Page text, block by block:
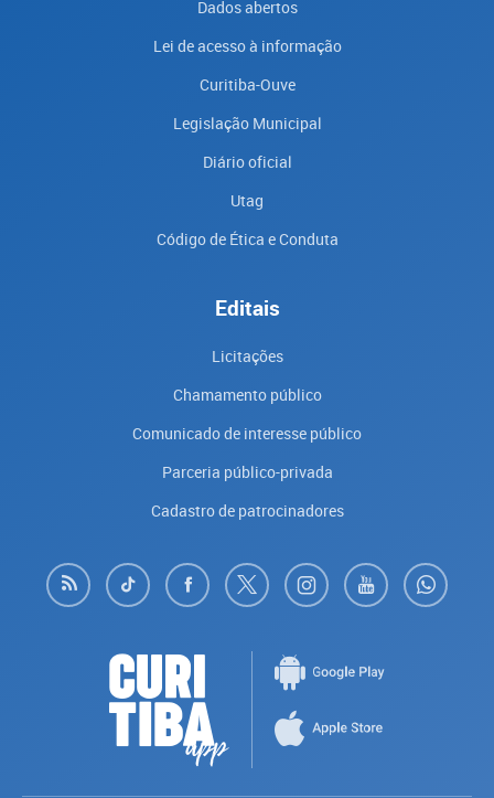
Dados abertos
Lei de acesso à informação
Curitiba-Ouve
Legislação Municipal
Diário oficial
Utag
Código de Ética e Conduta
Editais
Licitações
Chamamento público
Comunicado de interesse público
Parceria público-privada
Cadastro de patrocinadores